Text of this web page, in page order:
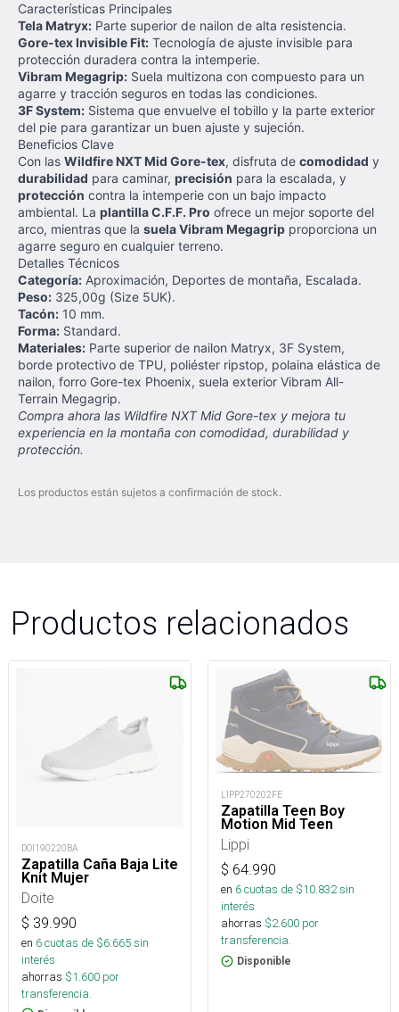
Características Principales
Tela Matryx: Parte superior de nailon de alta resistencia.
Gore-tex Invisible Fit: Tecnología de ajuste invisible para
protección duradera contra la intemperie.
Vibram Megagrip: Suela multizona con compuesto para un
agarre y tracción seguros en todas las condiciones.
3F System: Sistema que envuelve el tobillo y la parte exterior
del pie para garantizar un buen ajuste y sujeción.
Beneficios Clave
Con las Wildfire NXT Mid Gore-tex, disfruta de comodidad y
durabilidad para caminar, precisión para la escalada, y
protección contra la intemperie con un bajo impacto
ambiental. La plantilla C.F.F. Pro ofrece un mejor soporte del
arco, mientras que la suela Vibram Megagrip proporciona un
agarre seguro en cualquier terreno.
Detalles Técnicos
Categoría: Aproximación, Deportes de montaña, Escalada.
Peso: 325,00g (Size 5UK).
Tacón: 10 mm.
Forma: Standard.
Materiales: Parte superior de nailon Matryx, 3F System,
borde protectivo de TPU, poliéster ripstop, polaina elástica de
nailon, forro Gore-tex Phoenix, suela exterior Vibram All-
Terrain Megagrip.
Compra ahora las Wildfire NXT Mid Gore-tex y mejora tu
experiencia en la montaña con comodidad, durabilidad y
protección.
Los productos están sujetos a confirmación de stock.
Productos relacionados
DOI190220BA
Zapatilla Caña Baja Lite
Knit Mujer
Doite
$ 39.990
en 6cuotas de $6.665sin
interés
ahorras $1.600 por
transferencia.
LIPP270202FE
Zapatilla Teen Boy
Motion Mid Teen
Lippi
$ 64.990
en 6cuotas de $10.832sin
interés
ahorras $2.600 por
transferencia.
Disponible